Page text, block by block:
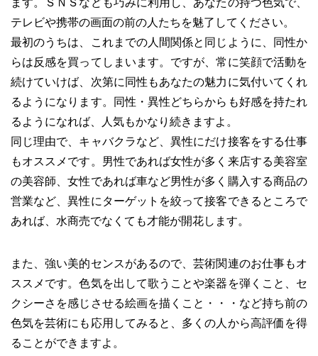
ます。ＳＮＳなども巧みに利用し、あなたの持つ色気で、
テレビや携帯の画面の前の人たちを魅了してください。
最初のうちは、これまでの人間関係と同じように、同性か
らは反感を買ってしまいます。ですが、常に笑顔で活動を
続けていけば、次第に同性もあなたの魅力に気付いてくれ
るようになります。同性・異性どちらからも好感を持たれ
るようになれば、人気もかなり続きますよ。
同じ理由で、キャバクラなど、異性にだけ接客をする仕事
もオススメです。男性であれば女性が多く来店する美容室
の美容師、女性であれば車など男性が多く購入する商品の
営業など、異性にターゲットを絞って接客できるところで
あれば、水商売でなくても才能が開花します。
また、強い美的センスがあるので、芸術関連のお仕事もオ
ススメです。色気を出して歌うことや楽器を弾くこと、セ
クシーさを感じさせる絵画を描くこと・・・など持ち前の
色気を芸術にも応用してみると、多くの人から高評価を得
ることができますよ。